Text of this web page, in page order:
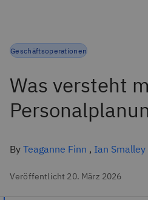
Geschäftsoperationen
Was versteht
By Teaganne Finn , Ian Smalley
Veröffentlicht 20. März 2026